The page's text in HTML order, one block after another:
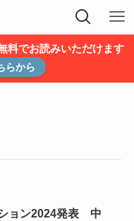
料でお読みいただけます
らから
ョン2024発表 中